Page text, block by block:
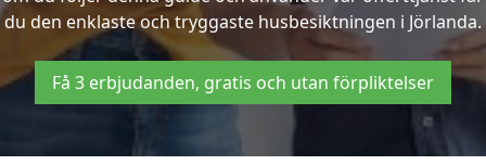
du den enklaste och tryggaste husbesiktningen i Jörlanda.
Få 3 erbjudanden, gratis och utan förpliktelser